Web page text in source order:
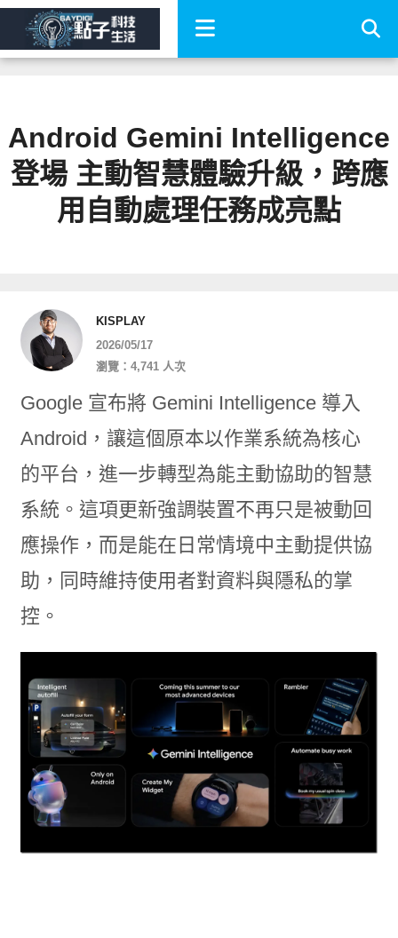
Android Gemini Intelligence
登場 主動智慧體驗升級，跨應
用自動處理任務成亮點
KISPLAY
2026/05/17
瀏覽：4,741 人次
Google 宣布將 Gemini Intelligence 導入
Android，讓這個原本以作業系統為核心
的平台，進一步轉型為能主動協助的智慧
系統。這項更新強調裝置不再只是被動回
應操作，而是能在日常情境中主動提供協
助，同時維持使用者對資料與隱私的掌
控。